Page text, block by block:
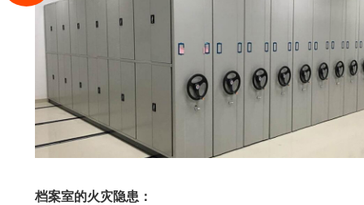
档案室的火灾隐患：